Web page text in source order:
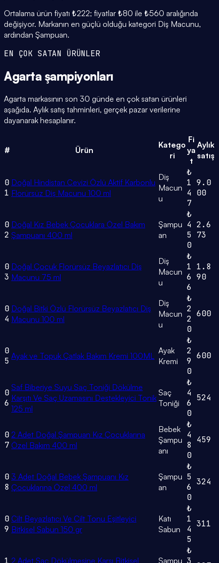
Ortalama ürün fiyatı ₺222; fiyatlar ₺80 ile ₺560 aralığında
değişiyor. Markanın en güçlü olduğu kategori Diş Macunu,
ardından Şampuan.
EN ÇOK SATAN ÜRÜNLER
Agarta şampiyonları
Agarta markasının son 30 günde en çok satan ürünleri
aşağıda. Aylık satış tahminleri, gerçek pazar verilerine
dayanarak hesaplanır.
# Ürün
Katego
ri
Fi
ya
t
Aylık
satış
0
1
Doğal Hindistan Cevizi Özlü Aktif Karbonlu
Florürsüz Diş Macunu 100 ml
Diş
Macun
u
₺
1
4
7
9.0
00
0
2
Doğal Kız Bebek Çocuklara Özel Bakım
Şampuanı 400 ml
Şampu
an
₺
4
5
0
2.6
73
0
3
Doğal Çocuk Florürsüz Beyazlatıcı Diş
Macunu 75 ml
Diş
Macun
u
₺
1
6
6
1.8
90
0
4
Doğal Bitki Özlü Florürsüz Beyazlatıcı Diş
Macunu 100 ml
Diş
Macun
u
₺
2
2
0
600
0
5 Ayak ve Topuk Çatlak Bakım Kremi 100ML
Ayak
Kremi
₺
2
9
0
600
0
6
Saf Biberiye Suyu Saç Toniği Dökülme
Karşıtı Ve Saç Uzamasını Destekleyici Tonik
125 ml
Saç
Toniği
₺
4
6
0
524
0
7
2 Adet Doğal Şampuan Kız Çocuklarına
Özel Bakım 400 ml
Bebek
Şampu
anı
₺
4
8
0
459
0
8
3 Adet Doğal Bebek Şampuanı Kız
Çocuklarına Özel 400 ml
Şampu
an
₺
5
6
0
324
0
9
Cilt Beyazlatıcı Ve Cilt Tonu Eşitleyici
Bitkisel Sabun 150 gr
Katı
Sabun
₺
1
4
5
311
2 Adet Saç Dökülmesine Karşı Bitkisel Şampu
₺